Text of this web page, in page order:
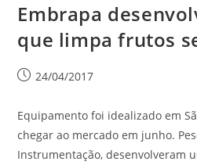
Embrapa
que limpa frutos
24/04/2017
Equipamento foi idealizado em
chegar ao mercado em junho.
Instrumentação, desenvolveram